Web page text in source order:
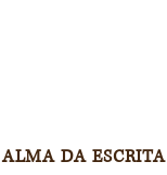
ALMA DA ESCRITA